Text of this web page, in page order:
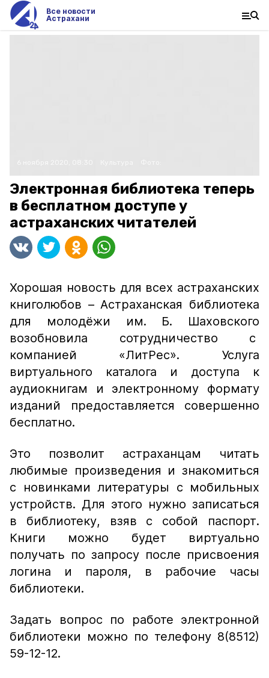
Все новости
Астрахани
Электронная библиотека теперь
в бесплатном доступе у
астраханских читателей
Хорошая новость для всех астраханских
книголюбов – Астраханская библиотека
для молодёжи им. Б. Шаховского
возобновила сотрудничество с
компанией «ЛитРес». Услуга
виртуального каталога и доступа к
аудиокнигам и электронному формату
изданий предоставляется совершенно
бесплатно.
Это позволит астраханцам читать
любимые произведения и знакомиться
с новинками литературы с мобильных
устройств. Для этого нужно записаться
в библиотеку, взяв с собой паспорт.
Книги можно будет виртуально
получать по запросу после присвоения
логина и пароля, в рабочие часы
библиотеки.
Задать вопрос по работе электронной
библиотеки можно по телефону 8(8512)
59-12-12.